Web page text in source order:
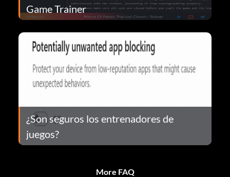
Game Trainer
¿Son seguros los entrenadores de
juegos?
More FAQ